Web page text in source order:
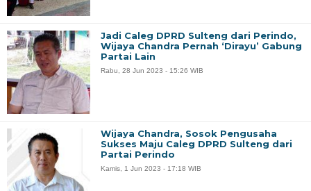
Jadi Caleg DPRD Sulteng dari Perindo,
Wijaya Chandra Pernah ‘Dirayu’ Gabung
Partai Lain
Rabu, 28 Jun 2023 - 15:26 WIB
Wijaya Chandra, Sosok Pengusaha
Sukses Maju Caleg DPRD Sulteng dari
Partai Perindo
Kamis, 1 Jun 2023 - 17:18 WIB